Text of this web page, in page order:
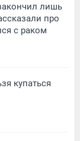
лишь
про
с раком
купаться